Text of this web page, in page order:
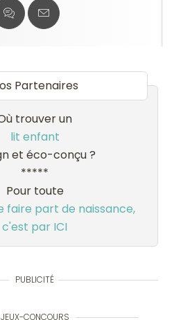
Partenaires
trouver un
lit enfant
et éco-conçu ?
*****
Pour toute
faire part de naissance,
c'est par ICI
PUBLICITÉ
JEUX-CONCOURS